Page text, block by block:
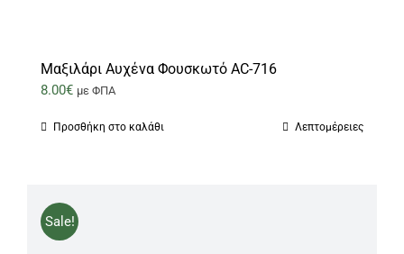
Μαξιλάρι Αυχένα Φουσκωτό AC-716
8.00€ με ΦΠΑ
Προσθήκη στο καλάθι Λεπτομέρειες
Sale!